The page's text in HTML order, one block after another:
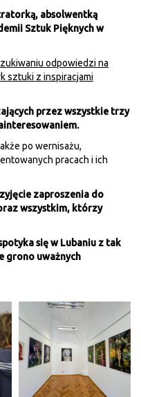
absolwentką
Sztuk Pięknych w
odpowiedzi na
sztuki z inspiracjami
przez wszystkie trzy
po wernisażu,
pracach i ich
zaproszenia do
wszystkim, którzy
się w Lubaniu z tak
grono uważnych